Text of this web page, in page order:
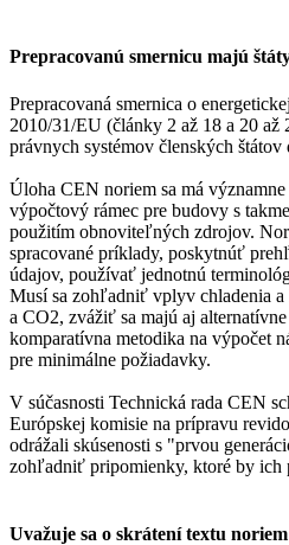
Prepracovanú smernicu majú
Prepracovaná smernica o
2010/31/EU (články 2 až 18 a 20 až
právnych systémov členských štátov
Úloha CEN noriem sa má
výpočtový rámec pre budovy s
použitím obnoviteľných zdrojov.
spracované príklady, poskytnúť
údajov, používať jednotnú
Musí sa zohľadniť vplyv chladenia a
a CO2, zvážiť sa majú aj
komparatívna metodika na výpočet
pre minimálne požiadavky.
V súčasnosti Technická rada CEN
Európskej komisie na prípravu
odrážali skúsenosti s "prvou
zohľadniť pripomienky, ktoré by ich
Uvažuje sa o skrátení textu noriem